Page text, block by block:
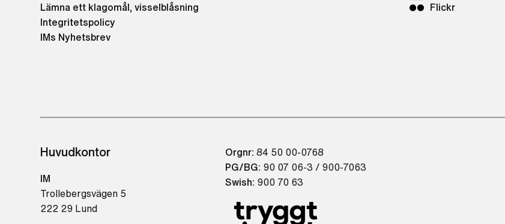
Lämna ett klagomål, visselblåsning
Integritetspolicy
IMs Nyhetsbrev
Flickr
Huvudkontor
IM
Trollebergsvägen 5
222 29 Lund
Orgnr: 84 50 00-0768
PG/BG: 90 07 06-3 / 900-7063
Swish: 900 70 63